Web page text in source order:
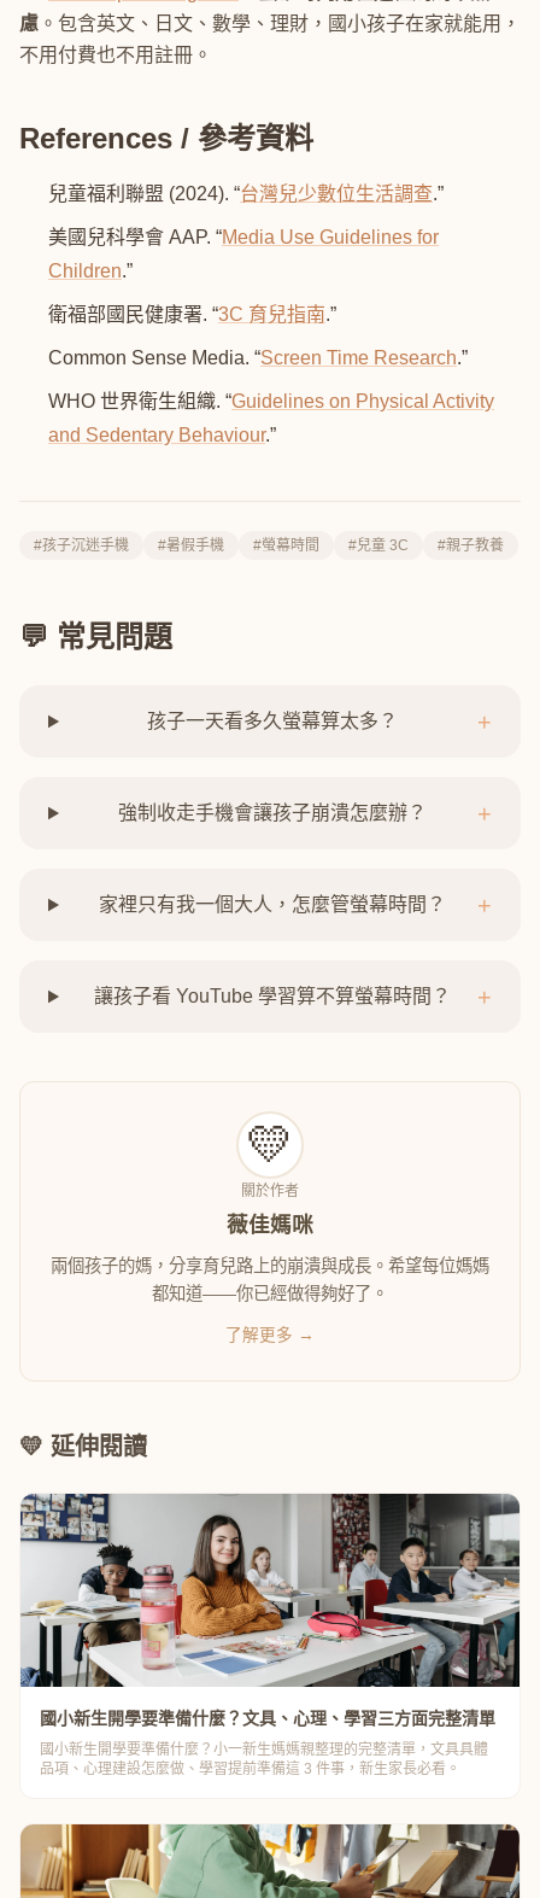
慮 。包含英文、日文、數學、理財，國小孩子在家就能用，
不用付費也不用註冊。
References / 參考資料
兒童福利聯盟 (2024). “台灣兒少數位生活調查.”
美國兒科學會 AAP. “Media Use Guidelines for
Children.”
衛福部國民健康署. “3C 育兒指南.”
Common Sense Media. “Screen Time Research.”
WHO 世界衛生組織. “Guidelines on Physical Activity
and Sedentary Behaviour.”
#孩子沉迷手機 #暑假手機 #螢幕時間 #兒童 3C #親子教養
💬 常見問題
孩子一天看多久螢幕算太多？ +
強制收走手機會讓孩子崩潰怎麼辦？ +
家裡只有我一個大人，怎麼管螢幕時間？ +
讓孩子看 YouTube 學習算不算螢幕時間？ +
💛
關於作者
薇佳媽咪
兩個孩子的媽，分享育兒路上的崩潰與成長。希望每位媽媽
都知道——你已經做得夠好了。
了解更多 →
💛 延伸閱讀
國小新生開學要準備什麼？文具、心理、學習三方面完整清單
國小新生開學要準備什麼？小一新生媽媽親整理的完整清單，文具具體
品項、心理建設怎麼做、學習提前準備這 3 件事，新生家長必看。